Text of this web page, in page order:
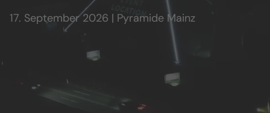
17. September 2026 | Pyramide Mainz